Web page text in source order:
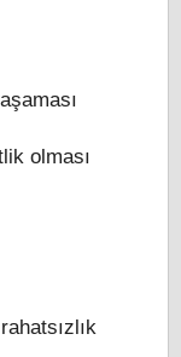
olması